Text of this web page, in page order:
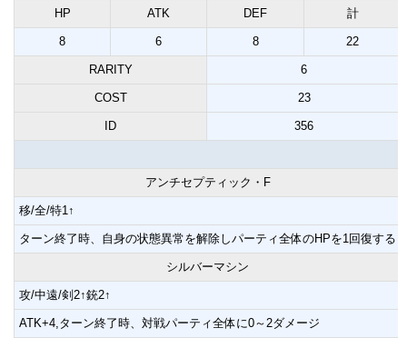
HP ATK DEF 計
8 6 8 22
RARITY 6
COST 23
ID 356
アンチセプティック・F
移/全/特1↑
ターン終了時、自身の状態異常を解除しパーティ全体のHPを1回復する
シルバーマシン
攻/中遠/剣2↑銃2↑
ATK+4,ターン終了時、対戦パーティ全体に0～2ダメージ